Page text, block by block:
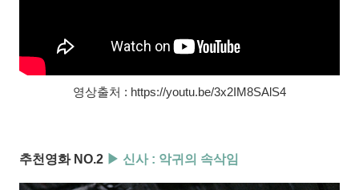
영상출처 : https://youtu.be/3x2IM8SAlS4
추천영화 NO.2 ▶ 신사 : 악귀의 속삭임